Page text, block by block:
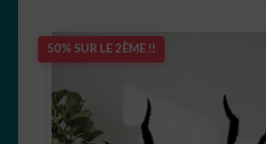
50% SUR LE 2ÈME !!